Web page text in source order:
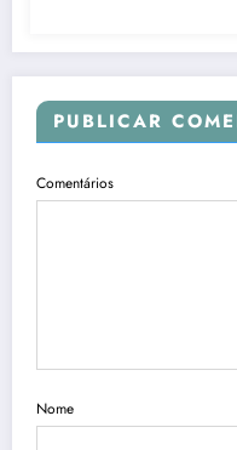
PUBLICAR
Comentários
Nome